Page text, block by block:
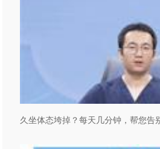
久坐体态垮掉？每天几分钟，帮您告